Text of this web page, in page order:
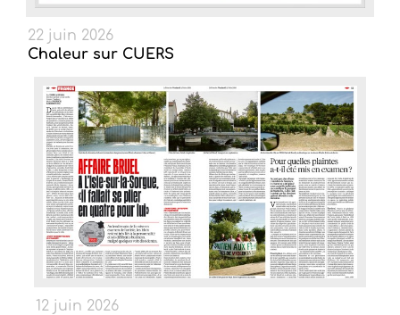
22 juin 2026
Chaleur sur CUERS
12 juin 2026